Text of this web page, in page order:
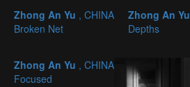
Zhong An Yu , CHINA
Broken Net
Zhong An Yu
Depths
Zhong An Yu , CHINA
Focused